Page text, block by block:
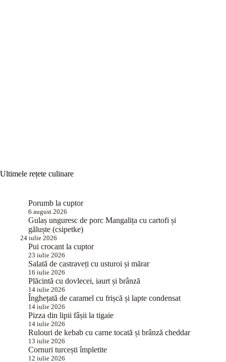
Ultimele rețete culinare
Porumb la cuptor
6 august 2026
Gulaș unguresc de porc Mangalița cu cartofi și
găluște (csipetke)
24 iulie 2026
Pui crocant la cuptor
23 iulie 2026
Salată de castraveți cu usturoi și mărar
16 iulie 2026
Plăcintă cu dovlecei, iaurt și brânză
14 iulie 2026
Înghețată de caramel cu frișcă și lapte condensat
14 iulie 2026
Pizza din lipii fâșii la tigaie
14 iulie 2026
Rulouri de kebab cu carne tocată și brânză cheddar
13 iulie 2026
Cornuri turcești împletite
12 iulie 2026